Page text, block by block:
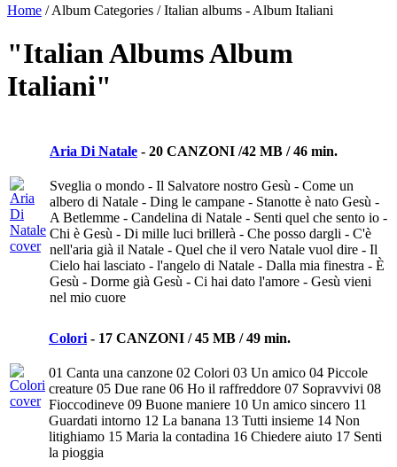
Home / Album Categories / Italian albums - Album Italiani
"Italian AlbumsAlbum
Italiani"
Aria Di Natale - 20 CANZONI /42 MB / 46 min.
Sveglia o mondo - Il Salvatore nostro Gesù - Come un
albero di Natale - Ding le campane - Stanotte è nato Gesù -
A Betlemme - Candelina di Natale - Senti quel che sento io -
Chi è Gesù - Di mille luci brillerà - Che posso dargli - C'è
nell'aria già il Natale - Quel che il vero Natale vuol dire - Il
Cielo hai lasciato - l'angelo di Natale - Dalla mia finestra - È
Gesù - Dorme già Gesù - Ci hai dato l'amore - Gesù vieni
nel mio cuore
Colori - 17 CANZONI / 45 MB / 49 min.
01 Canta una canzone 02 Colori 03 Un amico 04 Piccole
creature 05 Due rane 06 Ho il raffreddore 07 Sopravvivi 08
Fioccodineve 09 Buone maniere 10 Un amico sincero 11
Guardati intorno 12 La banana 13 Tutti insieme 14 Non
litighiamo 15 Maria la contadina 16 Chiedere aiuto 17 Senti
la pioggia